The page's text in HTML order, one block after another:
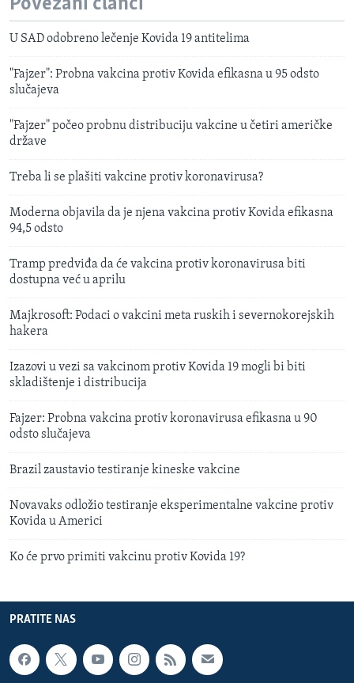
U SAD odobreno lečenje Kovida 19 antitelima
"Fajzer": Probna vakcina protiv Kovida efikasna u 95 odsto
slučajeva
"Fajzer" počeo probnu distribuciju vakcine u četiri američke
države
Treba li se plašiti vakcine protiv koronavirusa?
Moderna objavila da je njena vakcina protiv Kovida efikasna
94,5 odsto
Tramp predviđa da će vakcina protiv koronavirusa biti
dostupna već u aprilu
Majkrosoft: Podaci o vakcini meta ruskih i severnokorejskih
hakera
Izazovi u vezi sa vakcinom protiv Kovida 19 mogli bi biti
skladištenje i distribucija
Fajzer: Probna vakcina protiv koronavirusa efikasna u 90
odsto slučajeva
Brazil zaustavio testiranje kineske vakcine
Novavaks odložio testiranje eksperimentalne vakcine protiv
Kovida u Americi
Ko će prvo primiti vakcinu protiv Kovida 19?
PRATITE NAS